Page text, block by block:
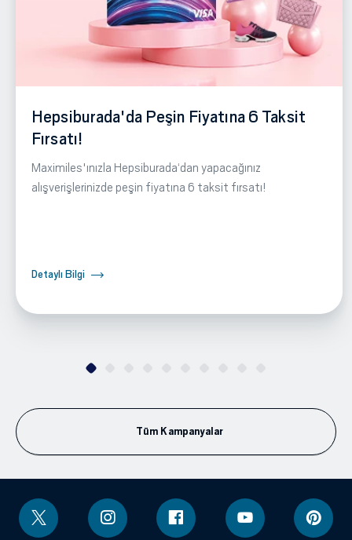
Hepsiburada'da Peşin Fiyatına 6 Taksit
Fırsatı!
Maximiles'ınızla Hepsiburada‘dan yapacağınız
alışverişlerinizde peşin fiyatına 6 taksit fırsatı!
Detaylı Bilgi
Tüm Kampanyalar